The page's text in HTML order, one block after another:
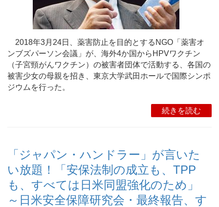
2018年3月24日、薬害防止を目的とするNGO「薬害オ
ンブズパーソン会議」が、海外4か国からHPVワクチン
（子宮頸がんワクチン）の被害者団体で活動する、各国の
被害少女の母親を招き、東京大学武田ホールで国際シンポ
ジウムを行った。
続きを読む
「ジャパン・ハンドラー」が言いた
い放題！「安保法制の成立も、TPP
も、すべては日米同盟強化のため」
～日米安全保障研究会・最終報告、す